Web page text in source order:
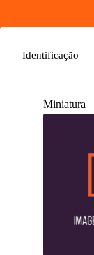
Identificação
Miniatura